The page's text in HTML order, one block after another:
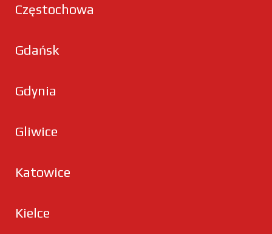
Częstochowa
Gdańsk
Gdynia
Gliwice
Katowice
Kielce